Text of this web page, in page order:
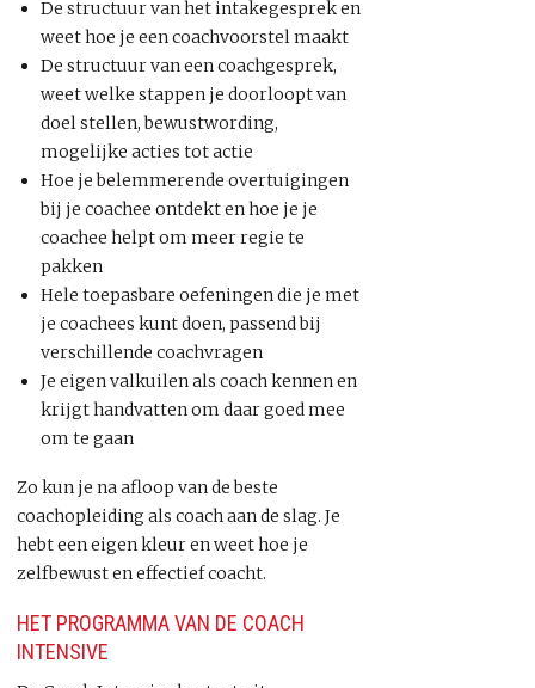
De structuur van het intakegesprek en
weet hoe je een coachvoorstel maakt
De structuur van een coachgesprek,
weet welke stappen je doorloopt van
doel stellen, bewustwording,
mogelijke acties tot actie
Hoe je belemmerende overtuigingen
bij je coachee ontdekt en hoe je je
coachee helpt om meer regie te
pakken
Hele toepasbare oefeningen die je met
je coachees kunt doen, passend bij
verschillende coachvragen
Je eigen valkuilen als coach kennen en
krijgt handvatten om daar goed mee
om te gaan
Zo kun je na afloop van de beste
coachopleiding als coach aan de slag. Je
hebt een eigen kleur en weet hoe je
zelfbewust en effectief coacht.
HET PROGRAMMA VAN DE COACH
INTENSIVE